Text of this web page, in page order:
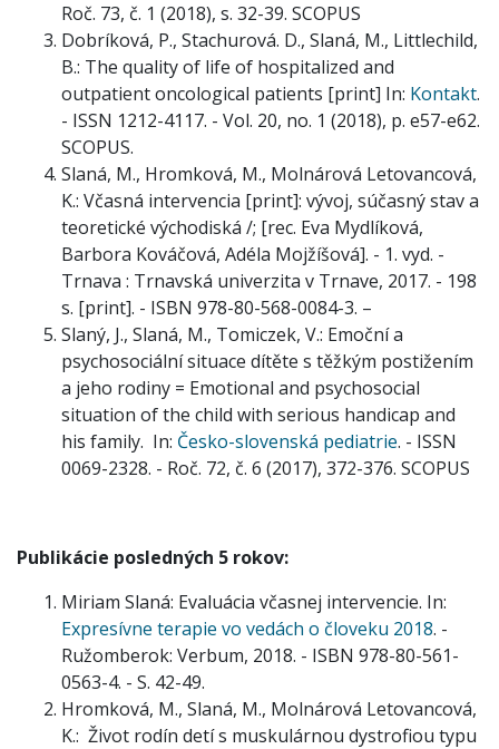
Roč. 73, č. 1 (2018), s. 32-39. SCOPUS
Dobríková, P., Stachurová. D., Slaná, M., Littlechild,
B.: The quality of life of hospitalized and
outpatient oncological patients [print] In: Kontakt.
- ISSN 1212-4117. - Vol. 20, no. 1 (2018), p. e57-e62.
SCOPUS.
Slaná, M., Hromková, M., Molnárová Letovancová,
K.: Včasná intervencia [print]: vývoj, súčasný stav a
teoretické východiská /; [rec. Eva Mydlíková,
Barbora Kováčová, Adéla Mojžíšová]. - 1. vyd. -
Trnava : Trnavská univerzita v Trnave, 2017. - 198
s. [print]. - ISBN 978-80-568-0084-3. –
Slaný, J., Slaná, M., Tomiczek, V.: Emoční a
psychosociální situace dítěte s těžkým postižením
a jeho rodiny = Emotional and psychosocial
situation of the child with serious handicap and
his family. In: Česko-slovenská pediatrie. - ISSN
0069-2328. - Roč. 72, č. 6 (2017), 372-376. SCOPUS
Publikácie posledných 5 rokov:
Miriam Slaná: Evaluácia včasnej intervencie. In:
Expresívne terapie vo vedách o človeku 2018. -
Ružomberok: Verbum, 2018. - ISBN 978-80-561-
0563-4. - S. 42-49.
Hromková, M., Slaná, M., Molnárová Letovancová,
K.: Život rodín detí s muskulárnou dystrofiou typu